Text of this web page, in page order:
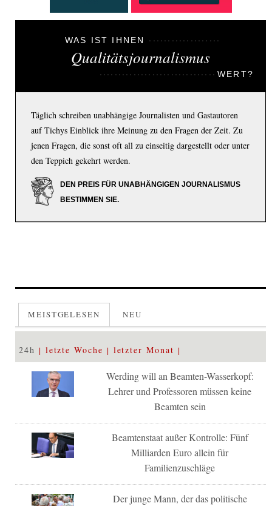
WAS IST IHNEN
Qualitätsjournalismus
WERT?
Täglich schreiben unabhängige Journalisten und Gastautoren
auf Tichys Einblick ihre Meinung zu den Fragen der Zeit. Zu
jenen Fragen, die sonst oft all zu einseitig dargestellt oder unter
den Teppich gekehrt werden.
DEN PREIS FÜR UNABHÄNGIGEN JOURNALISMUS
BESTIMMEN SIE.
MEISTGELESEN NEU
24h letzte Woche letzter Monat
Werding will an Beamten-Wasserkopf:
Lehrer und Professoren müssen keine
Beamten sein
Beamtenstaat außer Kontrolle: Fünf
Milliarden Euro allein für
Familienzuschläge
Der junge Mann, der das politische